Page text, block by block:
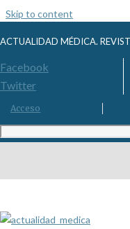
Skip to content
ACTUALIDAD MÉDICA.
Facebook
Twitter
Acceso